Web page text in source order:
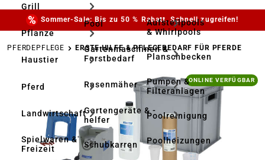
Grill
Pflanze
Haustier
Pferd
Landwirtschaft
Spielwaren &
Freizeit
Pool
Gartenmaschinen &
Forstbedarf
Rasenmäher
Gartengeräte & -
helfer
Schubkarren
Aufstellpools
& Whirlpools
Planschbecken
Pumpen &
Filteranlagen
Poolreinigung
Poolheizungen
Sommer-Sale: Bis zu 50 % Rabatt. Schnell zugreifen!
PFERDEPFLEGE ERSTE HILFE & PFLEGEBEDARF FÜR PFERDE
Bildergalerie überspringen ONLINE VERFÜGBAR